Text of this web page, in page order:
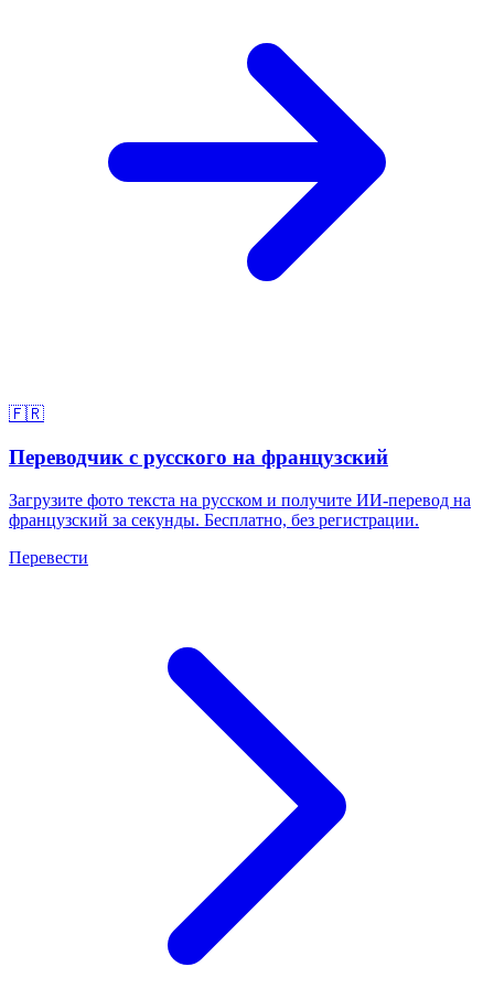
🇫🇷
Переводчик с русского на французский
Загрузите фото текста на русском и получите ИИ-перевод на
французский за секунды. Бесплатно, без регистрации.
Перевести